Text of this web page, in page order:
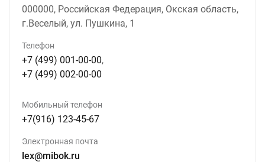
000000, Российская Федерация, Окская область,
г.Веселый, ул. Пушкина, 1
Телефон
+7 (499) 001-00-00,
+7 (499) 002-00-00
Мобильный телефон
+7(916) 123-45-67
Электронная почта
lex@mibok.ru